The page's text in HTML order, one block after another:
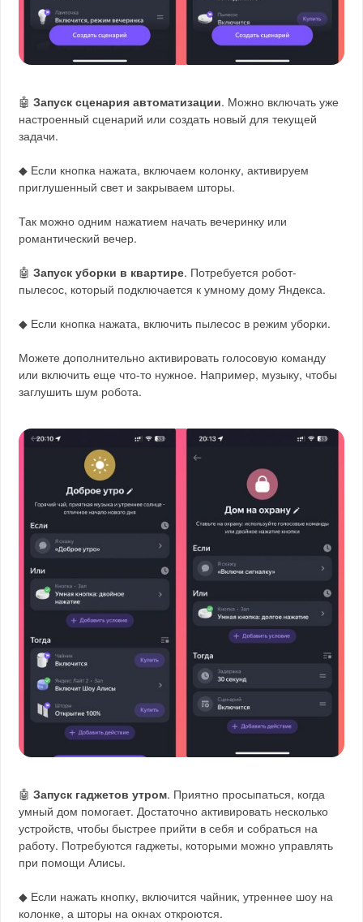
🤖Запуск сценария автоматизации. Можно включать уже
настроенный сценарий или создать новый для текущей
задачи.
◆ Если кнопка нажата, включаем колонку, активируем
приглушенный свет и закрываем шторы.
Так можно одним нажатием начать вечеринку или
романтический вечер.
🤖Запуск уборки в квартире. Потребуется робот-
пылесос, который подключается к умному дому Яндекса.
◆ Если кнопка нажата, включить пылесос в режим уборки.
Можете дополнительно активировать голосовую команду
или включить еще что-то нужное. Например, музыку, чтобы
заглушить шум робота.
🤖Запуск гаджетов утром. Приятно просыпаться, когда
умный дом помогает. Достаточно активировать несколько
устройств, чтобы быстрее прийти в себя и собраться на
работу. Потребуются гаджеты, которыми можно управлять
при помощи Алисы.
◆ Если нажать кнопку, включится чайник, утреннее шоу на
колонке, а шторы на окнах откроются.